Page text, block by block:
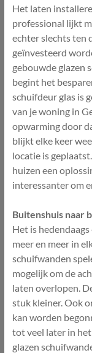
Het laten
professional lijkt
echter slechts ten
geïnvesteerd
gebouwde glazen
begint het
schuifdeur glas is
van je woning in
opwarming door
blijkt elke keer
locatie is
huizen een
interessanter om
Buitenshuis naar
Het is
meer en meer in
schuifwanden
mogelijk om de
laten overlopen.
stuk kleiner. Ook
kan worden
tot veel later in
glazen